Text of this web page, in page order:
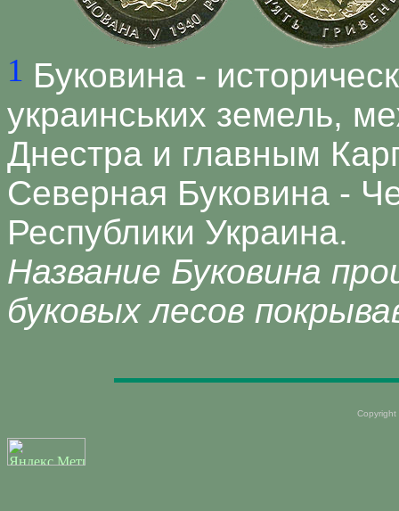
1 Буковина -
украинських земель,
Днестра и главным
Северная Буковина -
Республики Украина.
Название Буковина
буковых лесов